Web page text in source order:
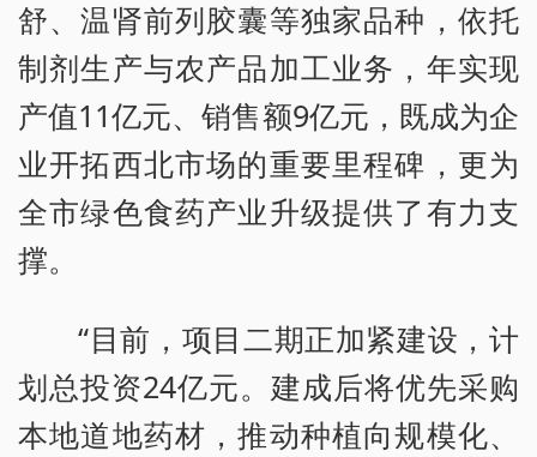
舒、温肾前列胶囊等独家品种，依托
制剂生产与农产品加工业务，年实现
产值11亿元、销售额9亿元，既成为企
业开拓西北市场的重要里程碑，更为
全市绿色食药产业升级提供了有力支
撑。
“目前，项目二期正加紧建设，计
划总投资24亿元。建成后将优先采购
本地道地药材，推动种植向规模化、